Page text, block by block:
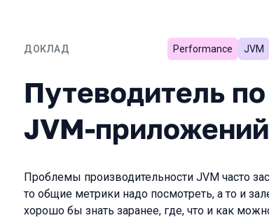
ДОКЛАД
Путеводитель по
Performance JVM
Путеводитель
JVM-приложений
Проблемы производительности JVM часто
то общие метрики надо посмотреть, а то и
хорошо бы знать заранее, где, что и как